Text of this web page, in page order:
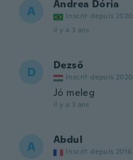
A Andrea Dória
Inscrit depuis 2020
il y a 3 ans
D Dezső
Inscrit depuis 2020
Jó meleg
il y a 3 ans
A Abdul
Inscrit depuis 2016